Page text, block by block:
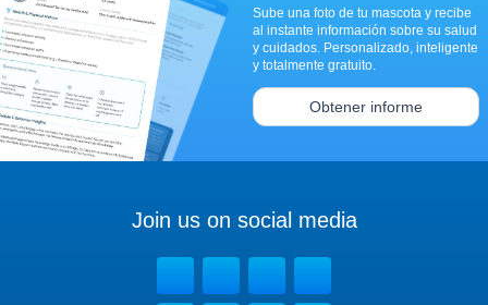
Sube una foto de tu mascota y recibe
al instante información sobre su salud
y cuidados. Personalizado, inteligente
y totalmente gratuito.
Obtener informe
Join us on social media